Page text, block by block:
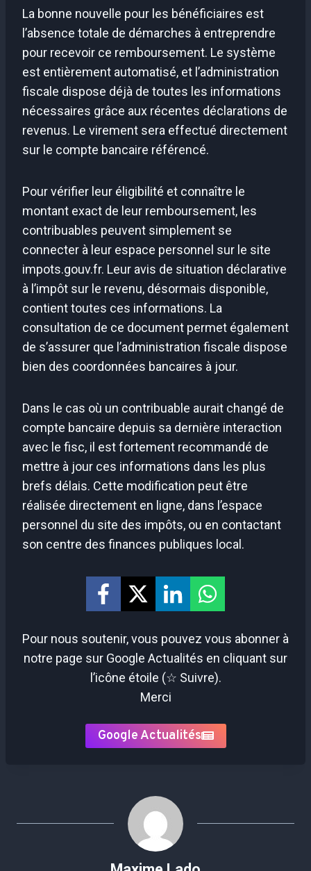
La bonne nouvelle pour les bénéficiaires est
l’absence totale de démarches à entreprendre
pour recevoir ce remboursement. Le système
est entièrement automatisé, et l’administration
fiscale dispose déjà de toutes les informations
nécessaires grâce aux récentes déclarations de
revenus. Le virement sera effectué directement
sur le compte bancaire référencé.
Pour vérifier leur éligibilité et connaître le
montant exact de leur remboursement, les
contribuables peuvent simplement se
connecter à leur espace personnel sur le site
impots.gouv.fr. Leur avis de situation déclarative
à l’impôt sur le revenu, désormais disponible,
contient toutes ces informations. La
consultation de ce document permet également
de s’assurer que l’administration fiscale dispose
bien des coordonnées bancaires à jour.
Dans le cas où un contribuable aurait changé de
compte bancaire depuis sa dernière interaction
avec le fisc, il est fortement recommandé de
mettre à jour ces informations dans les plus
brefs délais. Cette modification peut être
réalisée directement en ligne, dans l’espace
personnel du site des impôts, ou en contactant
son centre des finances publiques local.
Pour nous soutenir, vous pouvez vous abonner à
notre page sur Google Actualités en cliquant sur
l’icône étoile (☆ Suivre).
Merci
Google Actualités